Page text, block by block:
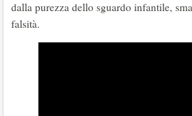
dalla purezza dello sguardo infantile,
falsità.